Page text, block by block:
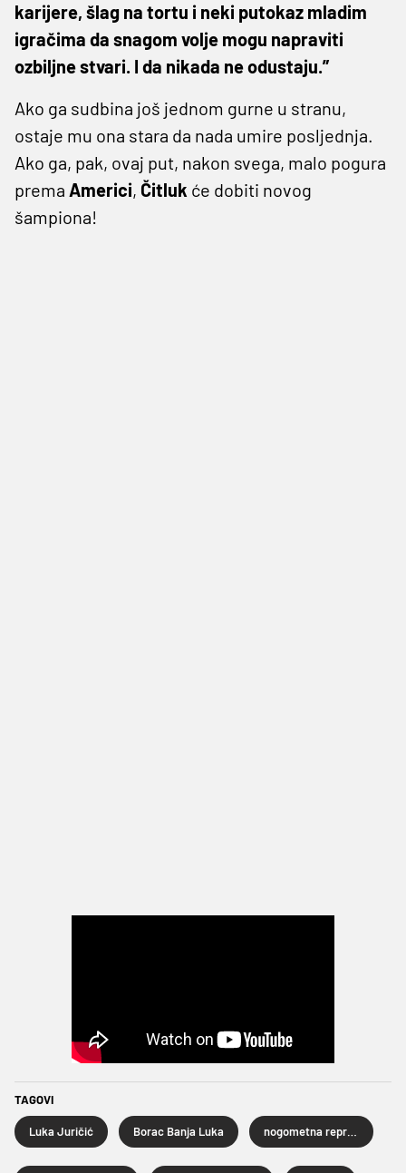
karijere, šlag na tortu i neki putokaz mladim
igračima da snagom volje mogu napraviti
ozbiljne stvari. I da nikada ne odustaju.”
Ako ga sudbina još jednom gurne u stranu,
ostaje mu ona stara da nada umire posljednja.
Ako ga, pak, ovaj put, nakon svega, malo pogura
prema Americi, Čitluk će dobiti novog
šampiona!
TAGOVI
Luka Juričić Borac Banja Luka